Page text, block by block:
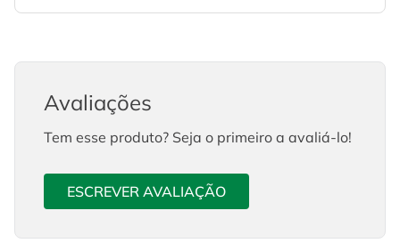
Avaliações
Tem esse produto? Seja o primeiro a avaliá-lo!
ESCREVER AVALIAÇÃO